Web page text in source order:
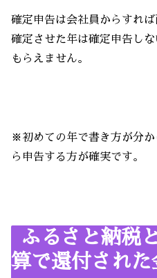
確定申告は会社員からすれ
確定させた年は確定申告し
もらえません。
※初めての年で書き方が分
ら申告する方が確実です。
ふるさと納税
算で還付された